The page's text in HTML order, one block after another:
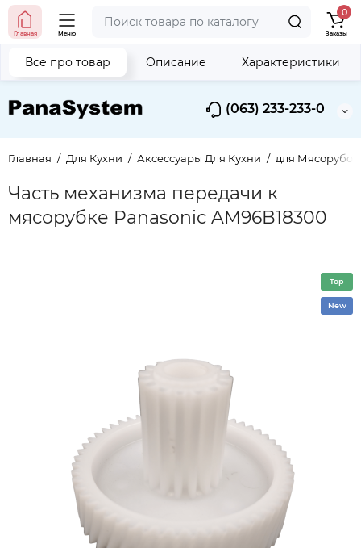
(063) 233-233-0
Главная Меню
0
Заказы
Главная Для Кухни Аксессуары Для Кухни для Мясорубок
Часть механизма передачи к
мясорубке Panasonic AM96B18300
Все про товар Описание Характеристики
Top
New